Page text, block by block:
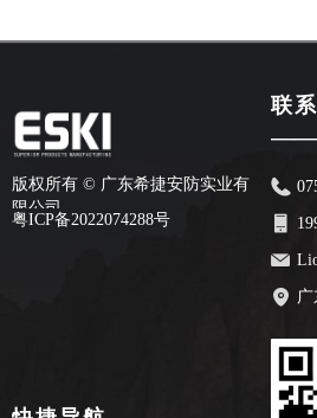
版权所有 © 广东希捷安防实业有
限公司
粤ICP备2022074288号
联
——